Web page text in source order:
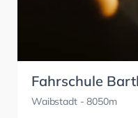
Fahrschule Bartl
Waibstadt- 8050m